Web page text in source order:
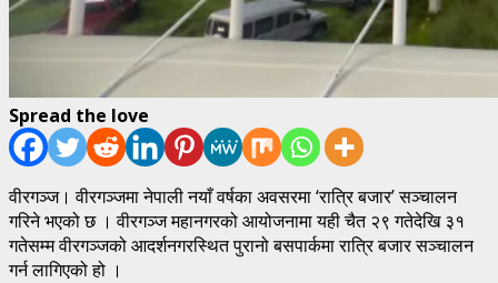
Spread the love
वीरगञ्ज। वीरगञ्जमा नेपाली नयाँ वर्षका अवसरमा ‘रात्रि बजार’ सञ्चालन
गरिने भएको छ । वीरगञ्ज महानगरको आयोजनामा यही चैत २९ गतेदेखि ३१
गतेसम्म वीरगञ्जको आदर्शनगरस्थित पुरानो बसपार्कमा रात्रि बजार सञ्चालन
गर्न लागिएको हो ।